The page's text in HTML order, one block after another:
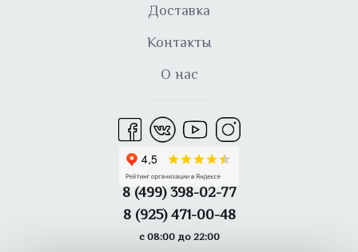
Доставка
Контакты
О нас
8 (499) 398-02-77
8 (925) 471-00-48
с 08:00 до 22:00